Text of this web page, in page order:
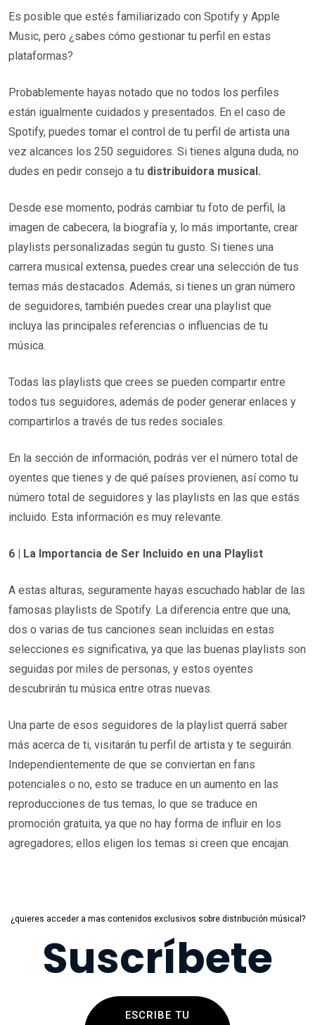
Es posible que estés familiarizado con Spotify y Apple
Music, pero ¿sabes cómo gestionar tu perfil en estas
plataformas?
Probablemente hayas notado que no todos los perfiles
están igualmente cuidados y presentados. En el caso de
Spotify, puedes tomar el control de tu perfil de artista una
vez alcances los 250 seguidores. Si tienes alguna duda, no
dudes en pedir consejo a tu distribuidora musical.
Desde ese momento, podrás cambiar tu foto de perfil, la
imagen de cabecera, la biografía y, lo más importante, crear
playlists personalizadas según tu gusto. Si tienes una
carrera musical extensa, puedes crear una selección de tus
temas más destacados. Además, si tienes un gran número
de seguidores, también puedes crear una playlist que
incluya las principales referencias o influencias de tu
música.
Todas las playlists que crees se pueden compartir entre
todos tus seguidores, además de poder generar enlaces y
compartirlos a través de tus redes sociales.
En la sección de información, podrás ver el número total de
oyentes que tienes y de qué países provienen, así como tu
número total de seguidores y las playlists en las que estás
incluido. Esta información es muy relevante.
6 | La Importancia de Ser Incluido en una Playlist
A estas alturas, seguramente hayas escuchado hablar de las
famosas playlists de Spotify. La diferencia entre que una,
dos o varias de tus canciones sean incluidas en estas
selecciones es significativa, ya que las buenas playlists son
seguidas por miles de personas, y estos oyentes
descubrirán tu música entre otras nuevas.
Una parte de esos seguidores de la playlist querrá saber
más acerca de ti, visitarán tu perfil de artista y te seguirán.
Independientemente de que se conviertan en fans
potenciales o no, esto se traduce en un aumento en las
reproducciones de tus temas, lo que se traduce en
promoción gratuita, ya que no hay forma de influir en los
agregadores; ellos eligen los temas si creen que encajan.
¿quieres acceder a mas contenidos exclusivos sobre distribución músical?
Suscríbete
ESCRIBE TU